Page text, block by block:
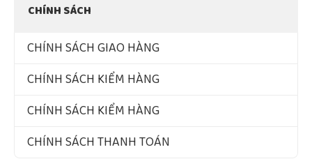
CHÍNH SÁCH
CHÍNH SÁCH GIAO HÀNG
CHÍNH SÁCH KIỂM HÀNG
CHÍNH SÁCH KIỂM HÀNG
CHÍNH SÁCH THANH TOÁN